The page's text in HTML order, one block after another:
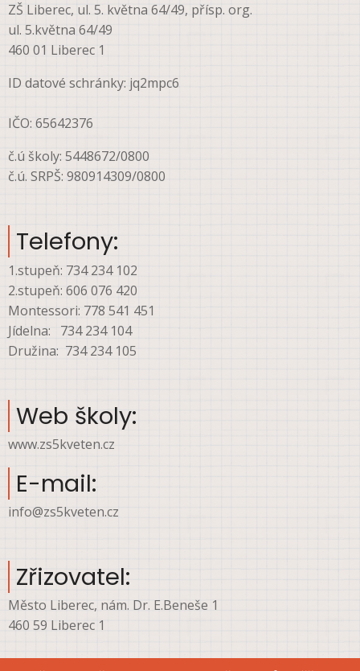
ZŠ Liberec, ul. 5. května 64/49, přísp. org.
ul. 5.května 64/49
460 01 Liberec 1
ID datové schránky: jq2mpc6
IČO: 65642376
č.ú školy: 5448672/0800
č.ú. SRPŠ: 980914309/0800
Telefony:
1.stupeň: 734 234 102
2.stupeň: 606 076 420
Montessori: 778 541 451
Jídelna: 734 234 104
Družina: 734 234 105
Web školy:
www.zs5kveten.cz
E-mail:
info@zs5kveten.cz
Zřizovatel:
Město Liberec, nám. Dr. E.Beneše 1
460 59 Liberec 1